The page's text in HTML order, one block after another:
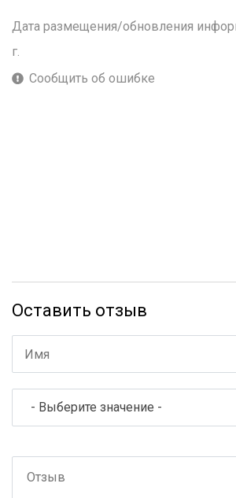
Дата размещения/обновления
г.
Сообщить об ошибке
Оставить отзыв
- Выберите значение -